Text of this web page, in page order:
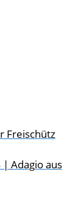
Freischütz
Adagio aus